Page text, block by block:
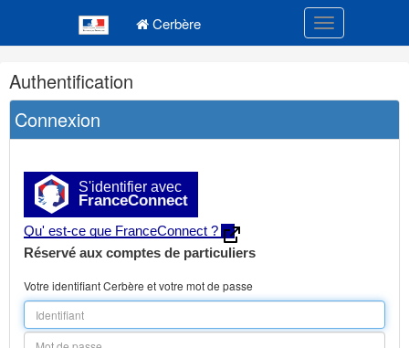
Cerbère Toggle
Navigation
et
outils
annexes
Authentification
Connexion
S'identifier avec
FranceConnect
Qu' est-ce que FranceConnect ?
Réservé aux comptes de particuliers
Votre identifiant Cerbère et votre mot de passe